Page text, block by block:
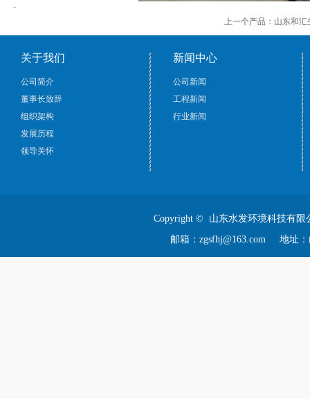
上一个产品： 山东和汇
关于我们
公司简介
董事长致辞
组织架构
发展历程
领导关怀
新闻中心
公司新闻
工程新闻
行业新闻
Copyright © 山东水发环境科技有
邮箱：zgsfhj@163.com 地址